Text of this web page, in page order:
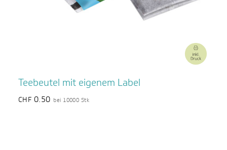
Teebeutel mit eigenem Label
CHF 0.50 bei 10000 Stk